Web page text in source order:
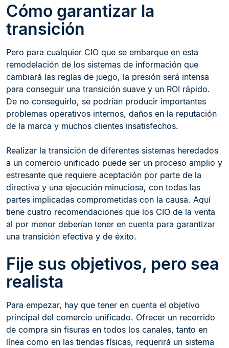
Cómo garantizar la
transición
Pero para cualquier CIO que se embarque en esta
remodelación de los sistemas de información que
cambiará las reglas de juego, la presión será intensa
para conseguir una transición suave y un ROI rápido.
De no conseguirlo, se podrían producir importantes
problemas operativos internos, daños en la reputación
de la marca y muchos clientes insatisfechos.
Realizar la transición de diferentes sistemas heredados
a un comercio unificado puede ser un proceso amplio y
estresante que requiere aceptación por parte de la
directiva y una ejecución minuciosa, con todas las
partes implicadas comprometidas con la causa. Aquí
tiene cuatro recomendaciones que los CIO de la venta
al por menor deberían tener en cuenta para garantizar
una transición efectiva y de éxito.
Fije sus objetivos, pero sea
realista
Para empezar, hay que tener en cuenta el objetivo
principal del comercio unificado. Ofrecer un recorrido
de compra sin fisuras en todos los canales, tanto en
línea como en las tiendas físicas, requerirá un sistema